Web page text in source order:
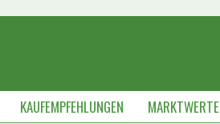
KAUFEMPFEHLUNGEN MARKTWERTE